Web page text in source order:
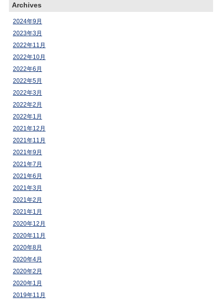
Archives
2024年9月
2023年3月
2022年11月
2022年10月
2022年6月
2022年5月
2022年3月
2022年2月
2022年1月
2021年12月
2021年11月
2021年9月
2021年7月
2021年6月
2021年3月
2021年2月
2021年1月
2020年12月
2020年11月
2020年8月
2020年4月
2020年2月
2020年1月
2019年11月